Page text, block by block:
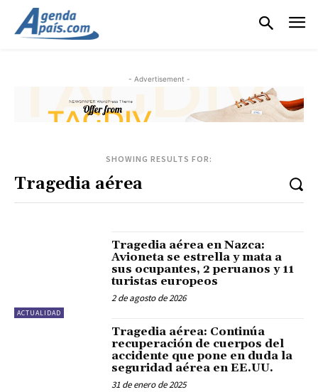
- Advertisement -
SHOWING RESULTS FOR:
ACTUALIDAD
Tragedia aérea en Nazca:
Avioneta se estrella y mata a
sus ocupantes, 2 peruanos y 11
turistas europeos
2 de agosto de 2026
Tragedia aérea: Continúa
recuperación de cuerpos del
accidente que pone en duda la
seguridad aérea en EE.UU.
31 de enero de 2025